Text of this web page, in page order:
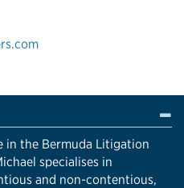
in the Bermuda Litigation
specialises in
and non-contentious,